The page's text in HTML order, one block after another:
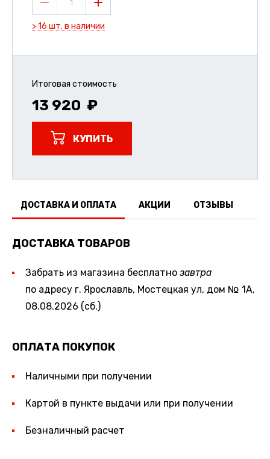
1
> 16 шт. в наличии
Итоговая стоимость
13 920
КУПИТЬ
ДОСТАВКА И ОПЛАТА АКЦИИ ОТЗЫВЫ
ДОСТАВКА ТОВАРОВ
Забрать из магазина бесплатно завтра
по адресу г. Ярославль, Мостецкая ул, дом № 1А,
08.08.2026 (сб.)
ОПЛАТА ПОКУПОК
Наличными при получении
Картой в пункте выдачи или при получении
Безналичный расчет